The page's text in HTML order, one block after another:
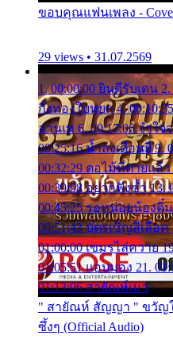
ขอบคุณแฟนเพลง -
29 views • 31.07.2569
1. 00:00:00 ยินดีรับเดน
กิ่งทองใบหยก 4.
ลานเท 6. 00:17:06 จำใ
00:25:16 น้ำลงเดือนยี่ 9.
00:32:29 ตอไม้ที่ตายแล้ว
00:39:08 อยากฟังซ้ำ 13.
00:45:25 รอหน่อยน้องติ๋
00:51:43 บัตรเชิญสีเลือด
01:00:00 เขมรไล่ควาย
01:05:51 แอบมอง 21.
01:13:06 สายัณห์เมา
" สายัณห์ สัญญา " ขวัญใ
ซึ้งๆ (Official Audio)